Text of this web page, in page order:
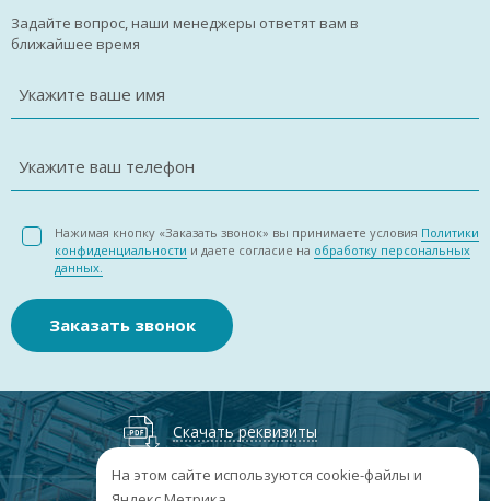
Задайте вопрос, наши менеджеры ответят вам в
ближайшее время
Укажите ваше имя
Укажите ваш телефон
Нажимая кнопку «Заказать звонок» вы принимаете условия Политики
конфиденциальности и даете согласие на обработку персональных
данных.
Заказать звонок
Скачать реквизиты
На этом сайте используются cookie-файлы и